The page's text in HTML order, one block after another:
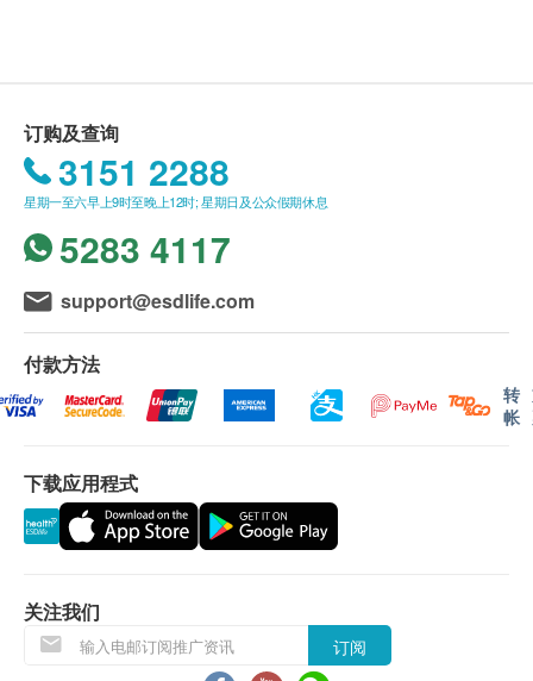
血脂
总胆固醇
高密度胆固醇
低密度胆固醇
甘油三酯
血糖
谷丙转氨酶
谷草转氨酶
丙种谷氨基转移酵素
肾功能
肌酸酐
测试。
• 女士于经期期间，不宜进行有关尿液、大便等相关
化验项目或子宫颈抹片测试。
• 子宫颈抹片测试只限曾有性经验的女士进行。
• 体检报告将于所有测试项目完成后 ，一般情况下约
7-14个工作天（不包括星期六、日及公众假期）内跟
进报告。 上述时间受个别化验项目时间或有所延长，
本中心职员将预先告知并与阁下达成共识。
• 体检前医生将为阁下进行咨询，如经医生判断不适
合进行体检项目，本诊所将收取一次医生会诊费用
• 成功付款后，已订购之体检计划不设更改，转让及
／或退款（除上述经医生咨询后不宜进行体检者）。
• 健康检查服务并非作为医疗诊断或治疗用途。
《莱佛士医疗香港—疫苗注射服务：条款及细则》
• 确认阁下成功付款后，莱佛士医疗（下称：本诊
所）将于3个工作天内，致电阁下确认注射疫苗日子
星期六：上午8时30分 - 下午1时正
订购及查询
3151 2288
星期一至六早上9时至晚上12时; 星期日及公众假期休息
5283 4117
support@esdlife.com
付款方法
转
帐
下载应用程式
关注我们
订阅